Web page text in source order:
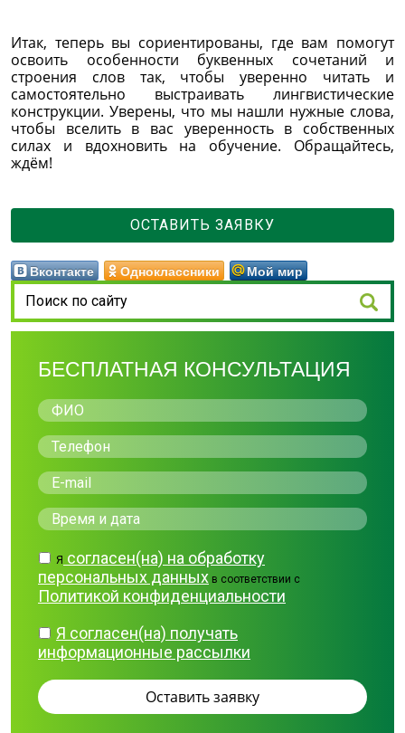
Итак, теперь вы сориентированы, где вам помогут
освоить особенности буквенных сочетаний и
строения слов так, чтобы уверенно читать и
самостоятельно выстраивать лингвистические
конструкции. Уверены, что мы нашли нужные слова,
чтобы вселить в вас уверенность в собственных
силах и вдохновить на обучение. Обращайтесь,
ждём!
ОСТАВИТЬ ЗАЯВКУ
Вконтакте Одноклассники Мой мир
БЕСПЛАТНАЯ КОНСУЛЬТАЦИЯ
Я согласен(на) на обработку
персональных данных в соответствии с
Политикой конфиденциальности
Я согласен(на) получать
информационные рассылки